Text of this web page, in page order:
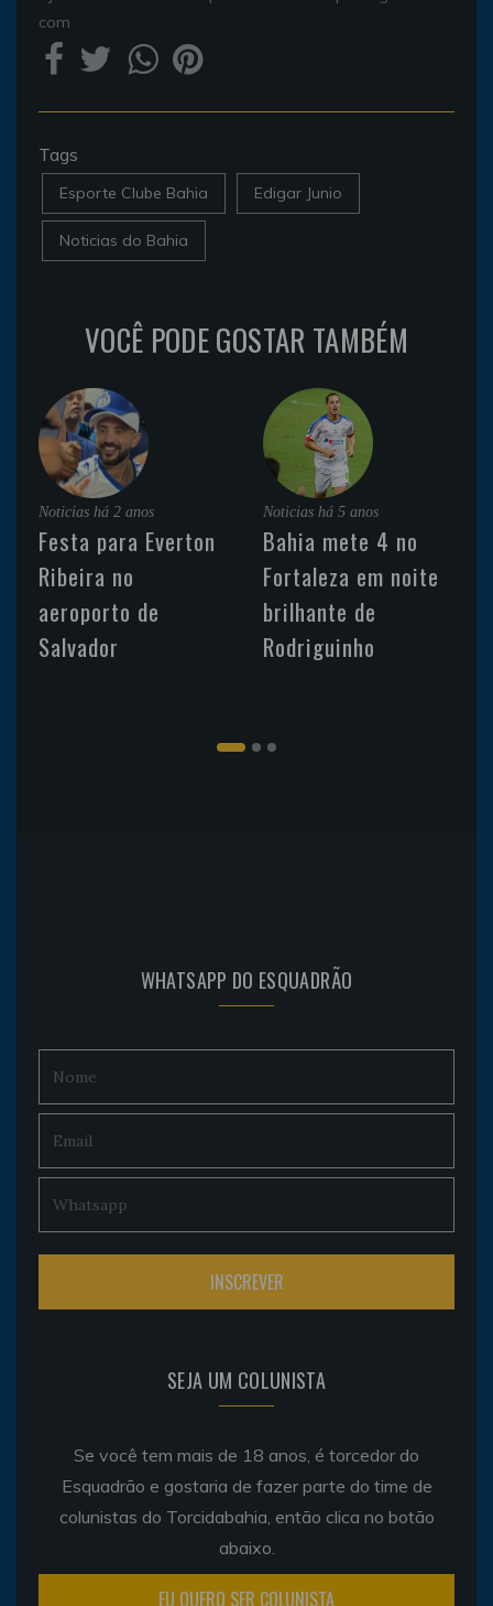
com
Tags
Esporte Clube Bahia Edigar Junio
Noticias do Bahia
VOCÊ PODE GOSTAR TAMBÉM
Noticias há 2 anos
Festa para Everton
Ribeira no
aeroporto de
Salvador
Noticias há 5 anos
Bahia mete 4 no
Fortaleza em noite
brilhante de
Rodriguinho
WHATSAPP DO ESQUADRÃO
SEJA UM COLUNISTA
Se você tem mais de 18 anos, é torcedor do
Esquadrão e gostaria de fazer parte do time de
colunistas do Torcidabahia, então clica no botão
abaixo.
EU QUERO SER COLUNISTA